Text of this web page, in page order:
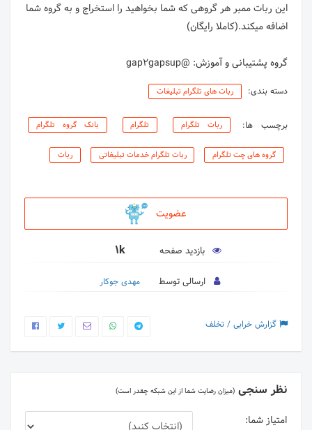
این ربات ممبر هر گروهی که شما بخواهید را استخراج و به گروه شما
گروه پشتیبانی و آموزش: @gap2gapsup
دسته بندی: ربات های تلگرام تبلیغات
برچسب ها: ربات تلگرام تلگرام بانک گروه تلگرام
گروه های چت تلگرام ربات تلگرام خدمات تبلیغاتی ربات
عضویت
بازدید صفحه 1k
ارسالی توسط مهدی جوکار
گزارش خرابی / تخلف
نظر سنجی (میزان رضایت شما از این شبکه چقدر است)
امتیاز شما: